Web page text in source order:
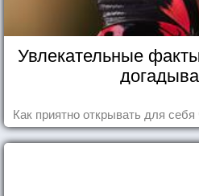
Увлекательные
Как приятно открывать для